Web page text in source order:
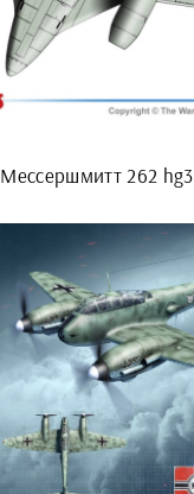
Мессершмитт 262 hg3